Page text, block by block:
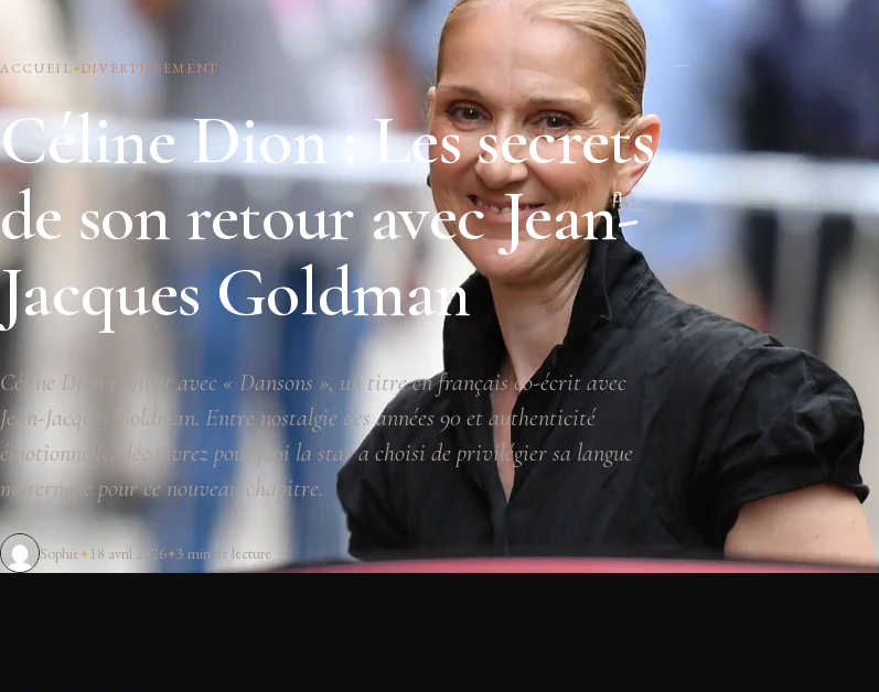
ACCUEIL DIVERTISSEMENT
Céline Dion : Les secrets
de son retour avec Jean-
Jacques Goldman
Céline Dion revient avec « Dansons », un titre en français co-écrit avec
Jean-Jacques Goldman. Entre nostalgie des années 90 et authenticité
émotionnelle, découvrez pourquoi la star a choisi de privilégier sa langue
maternelle pour ce nouveau chapitre.
Sophie 18 avril 2026 3 min de lecture